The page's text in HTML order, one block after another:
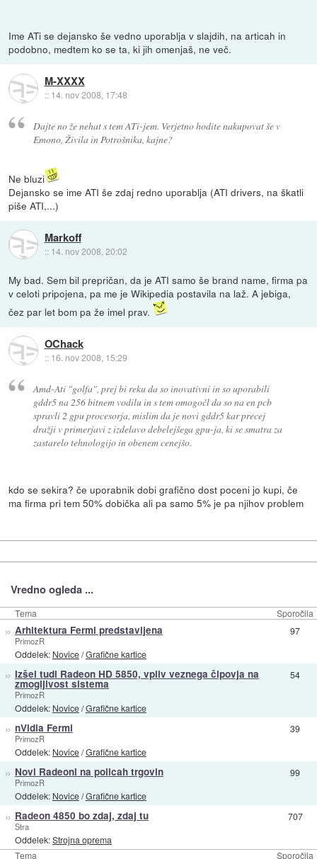
Ime ATi se dejansko še vedno uporablja v slajdih, na articah in
podobno, medtem ko se ta, ki jih omenjaš, ne več.
M-XXXX
:: 14. nov 2008, 17:48
Dajte no že nehat s tem ATi-jem. Verjetno hodite nakupovat še v
Emono, Živila in Potrošnika, kajne?
Ne bluzi
Dejansko se ime ATI še zdaj redno uporablja (ATI drivers, na škatli
piše ATI,...)
Markoff
:: 14. nov 2008, 20:02
My bad. Sem bil prepričan, da je ATI samo še brand name, firma pa
v celoti pripojena, pa me je Wikipedia postavila na laž. A jebiga,
čez par let bom pa že imel prav.
OChack
:: 16. nov 2008, 15:29
Amd-Ati "golfa", prej bi reku da so inovativni in so uporabili
gddr5 na 256 bitnem vodilu in s tem omogočl da so na en pcb
spravli 2 gpu procesorja, mislim da je novi gddr5 kar precej
dražji v primerjavi z izdelavo debelejšega gpu-ja, ki se smatra za
zastarelo tehnologijo in obenem cenejšo.
kdo se sekira? če uporabnik dobi grafično dost poceni jo kupi, če
ma firma pri tem 50% dobička ali pa samo 5% je pa njihov problem
Vredno ogleda ...
Tema Sporočila
Tema Sporočila
» Arhitektura Fermi predstavljena
PrimozR
Oddelek: Novice/Grafične kartice
97
» Izšel tudi Radeon HD 5850, vpliv veznega čipovja na
zmogljivost sistema
PrimozR
Oddelek: Novice/Grafične kartice
54
» nVidia Fermi
PrimozR
Oddelek: Novice/Grafične kartice
39
» Novi Radeoni na policah trgovin
PrimozR
Oddelek: Novice/Grafične kartice
99
» Radeon 4850 bo zdaj, zdaj tu
Stra
Oddelek:Strojna oprema
707